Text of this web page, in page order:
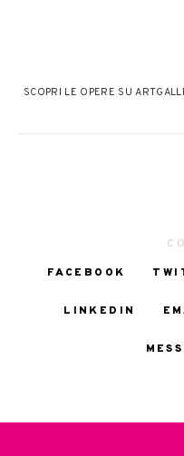
SCOPRI LE OPERE SU
FACEBOOK
LINKEDIN